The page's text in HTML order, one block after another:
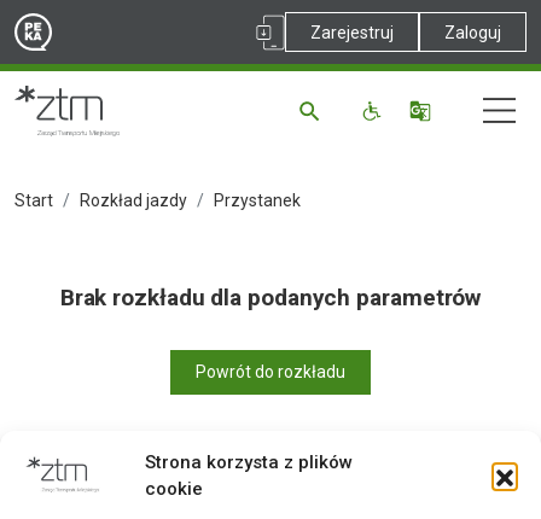
Strona korzysta z plików
cookie
Zarejestruj Zaloguj
Start Rozkład jazdy Przystanek
Brak rozkładu dla podanych parametrów
Powrót do rozkładu